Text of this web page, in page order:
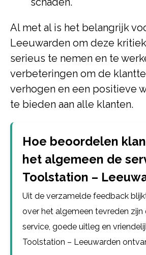
Al met al is het belangrijk
Leeuwarden om deze
serieus te nemen en te
verbeteringen om de
verhogen en een positieve
te bieden aan alle klanten.
Hoe beoordelen
het algemeen de
Toolstation –
Uit de verzamelde feedback
over het algemeen tevreden zijn
service, goede uitleg en
Toolstation – Leeuwarden